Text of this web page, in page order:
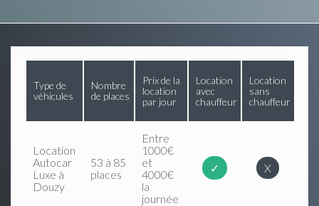
Type de
véhicules
Nombre
de places
Prix de la
location
par jour
Location
avec
chauffeur
Location
sans
chauffeur
Location
Autocar
Luxe à
Douzy
53 à 85
places
Entre
1000€
et
4000€
la
journée
✓ X